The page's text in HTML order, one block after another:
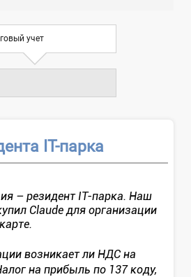
учет
IT-парка
– резидент IT-парка. Наш
Claude для организации
возникает ли НДС на
на прибыль по 137 коду,